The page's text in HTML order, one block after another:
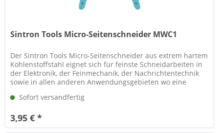
Sintron Tools Micro-Seitenschneider MWC1
Der Sintron Tools Micro-Seitenschneider aus extrem hartem
Kohlenstoffstahl eignet sich für feinste Schneidarbeiten in
der Elektronik, der Feinmechanik, der Nachrichtentechnik
sowie in allen anderen Anwendungsgebieten wo eine
Sofort versandfertig
3,95 € *